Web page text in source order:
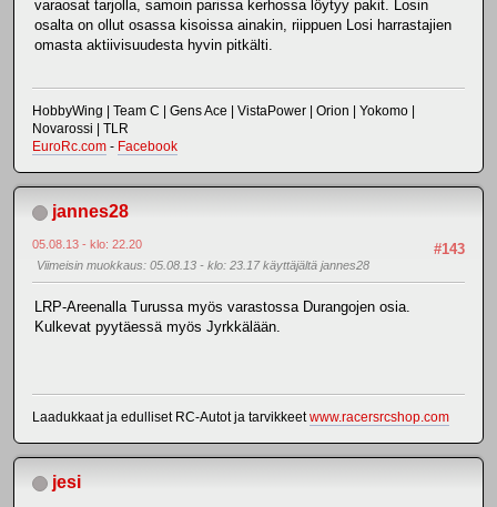
varaosat tarjolla, samoin parissa kerhossa löytyy pakit. Losin
osalta on ollut osassa kisoissa ainakin, riippuen Losi harrastajien
omasta aktiivisuudesta hyvin pitkälti.
HobbyWing | Team C | Gens Ace | VistaPower | Orion | Yokomo |
Novarossi | TLR
EuroRc.com - Facebook
jannes28
#143
05.08.13 - klo: 22.20
Viimeisin muokkaus: 05.08.13 - klo: 23.17 käyttäjältä jannes28
LRP-Areenalla Turussa myös varastossa Durangojen osia.
Kulkevat pyytäessä myös Jyrkkälään.
Laadukkaat ja edulliset RC-Autot ja tarvikkeetwww.racersrcshop.com
jesi